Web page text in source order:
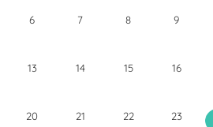
6 7 8 9
13 14 15 16
20 21 22 23